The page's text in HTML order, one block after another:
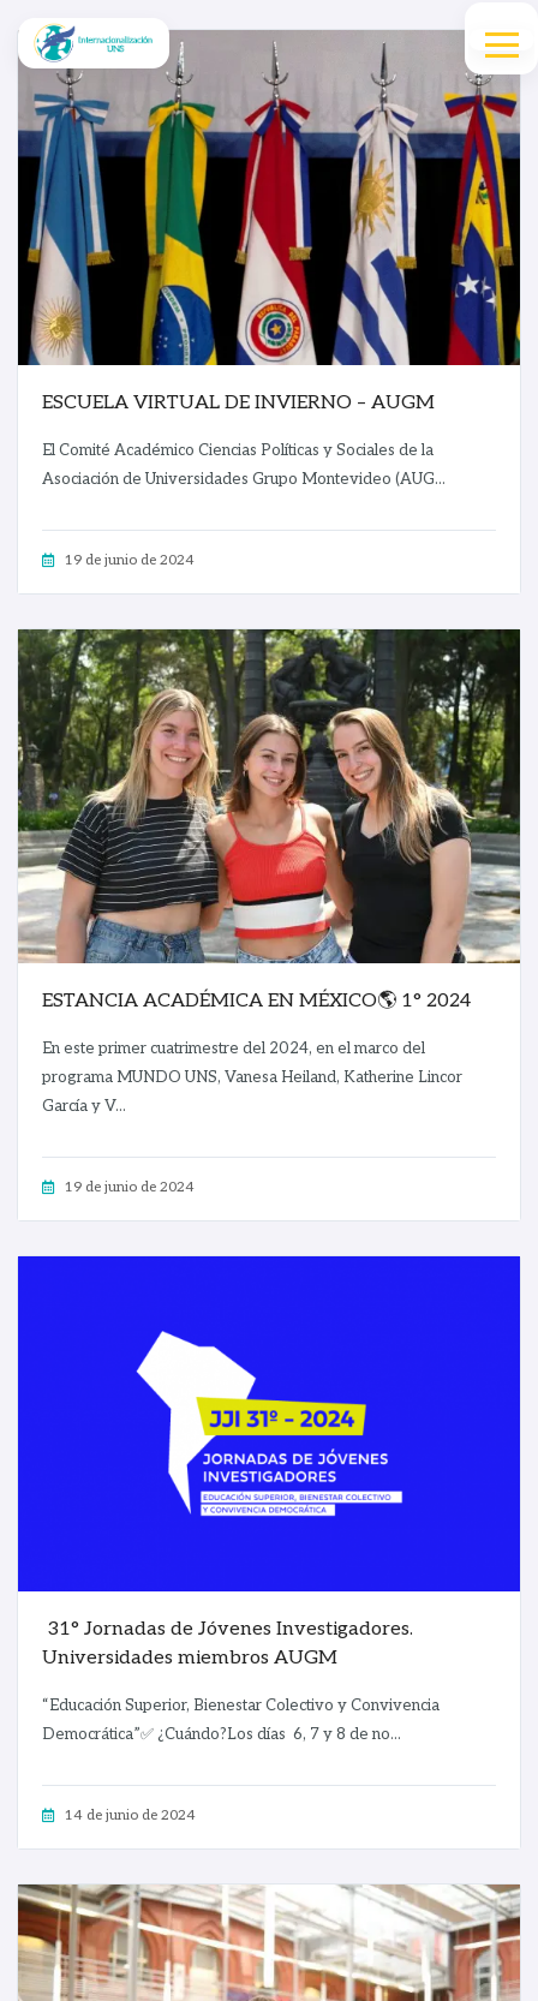
ESCUELA VIRTUAL DE INVIERNO – AUGM
El Comité Académico Ciencias Políticas y Sociales de la
Asociación de Universidades Grupo Montevideo (AUG...
19 de junio de 2024
ESTANCIA ACADÉMICA EN MÉXICO🌎 1° 2024
En este primer cuatrimestre del 2024, en el marco del
programa MUNDO UNS, Vanesa Heiland, Katherine Lincor
García y V...
19 de junio de 2024
31° Jornadas de Jóvenes Investigadores.
Universidades miembros AUGM
“Educación Superior, Bienestar Colectivo y Convivencia
Democrática”✅️ ¿Cuándo?Los días 6, 7 y 8 de no...
14 de junio de 2024